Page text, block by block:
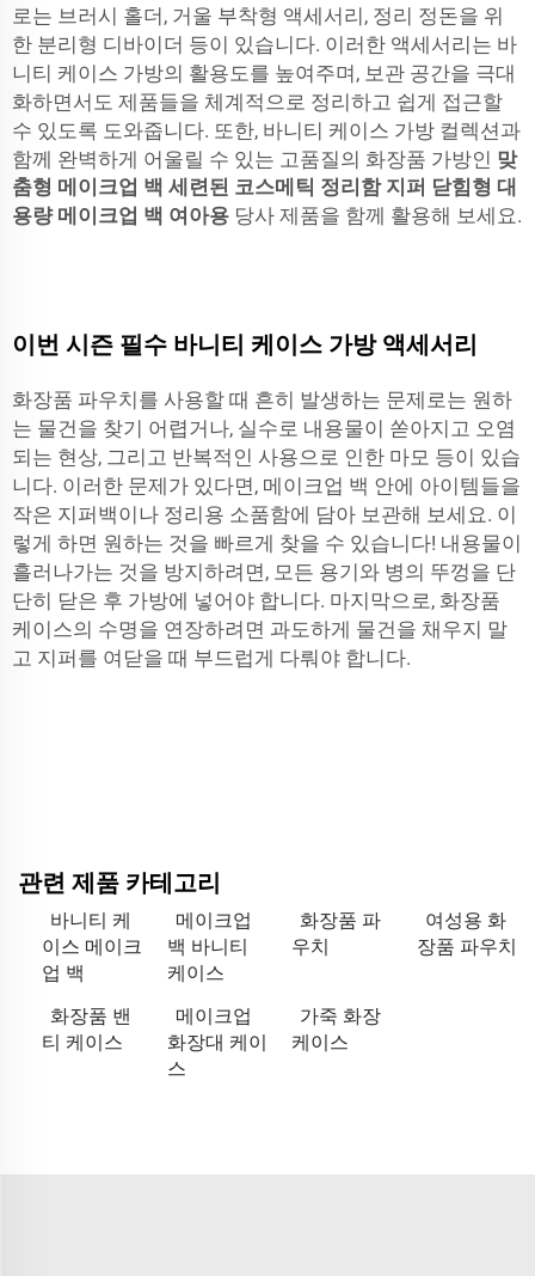
로는 브러시 홀더, 거울 부착형 액세서리, 정리 정돈을 위
한 분리형 디바이더 등이 있습니다. 이러한 액세서리는 바
니티 케이스 가방의 활용도를 높여주며, 보관 공간을 극대
화하면서도 제품들을 체계적으로 정리하고 쉽게 접근할
수 있도록 도와줍니다. 또한, 바니티 케이스 가방 컬렉션과
함께 완벽하게 어울릴 수 있는 고품질의 화장품 가방인 맞
춤형 메이크업 백 세련된 코스메틱 정리함 지퍼 닫힘형 대
용량 메이크업 백 여아용 당사 제품을 함께 활용해 보세요.
이번 시즌 필수 바니티 케이스 가방 액세서리
화장품 파우치를 사용할 때 흔히 발생하는 문제로는 원하
는 물건을 찾기 어렵거나, 실수로 내용물이 쏟아지고 오염
되는 현상, 그리고 반복적인 사용으로 인한 마모 등이 있습
니다. 이러한 문제가 있다면, 메이크업 백 안에 아이템들을
작은 지퍼백이나 정리용 소품함에 담아 보관해 보세요. 이
렇게 하면 원하는 것을 빠르게 찾을 수 있습니다! 내용물이
흘러나가는 것을 방지하려면, 모든 용기와 병의 뚜껑을 단
단히 닫은 후 가방에 넣어야 합니다. 마지막으로, 화장품
케이스의 수명을 연장하려면 과도하게 물건을 채우지 말
고 지퍼를 여닫을 때 부드럽게 다뤄야 합니다.
관련 제품 카테고리
바니티 케
이스 메이크
업 백
메이크업
백 바니티
케이스
화장품 파
우치
여성용 화
장품 파우치
화장품 밴
티 케이스
메이크업
화장대 케이
스
가죽 화장
케이스